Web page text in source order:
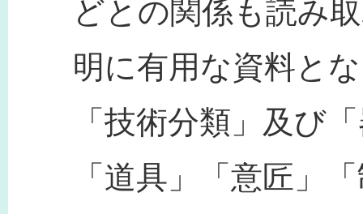
どとの関係も読み
明に有用な資料と
「技術分類」及び
「道具」「意匠」